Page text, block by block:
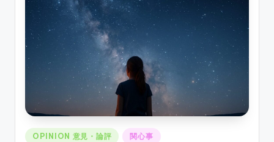
Posted
OPINION 意見・論評 関心事